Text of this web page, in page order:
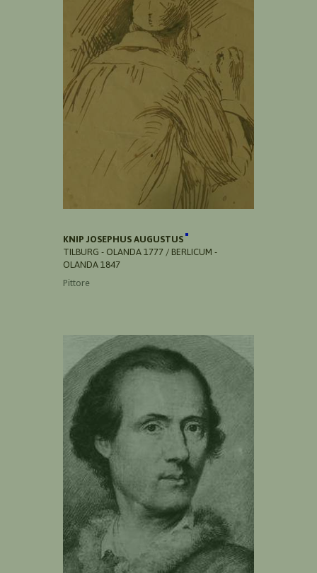
KNIP JOSEPHUS AUGUSTUS
TILBURG - OLANDA 1777 / BERLICUM -
OLANDA 1847
Pittore